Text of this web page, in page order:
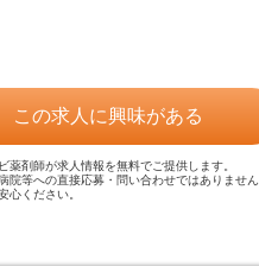
この求人に興味がある
薬剤師が求人情報を無料でご提供します。
院等への直接応募・問い合わせではありません
心ください。